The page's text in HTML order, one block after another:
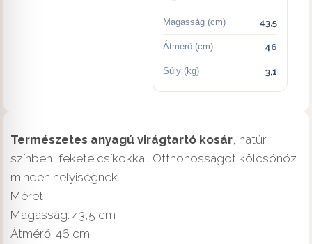
Magasság (cm) 43,5
Átmérő (cm) 46
Súly (kg) 3,1
Természetes anyagú virágtartó kosár, natúr
színben, fekete csíkokkal. Otthonosságot kölcsönöz
minden helyiségnek.
Méret
Magasság: 43,5 cm
Átmérő: 46 cm